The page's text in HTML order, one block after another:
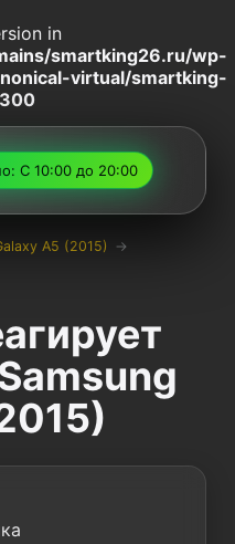
in
smartking26.ru/wp-
virtual/smartking-
С 10:00 до 20:00
A5 (2015)
→